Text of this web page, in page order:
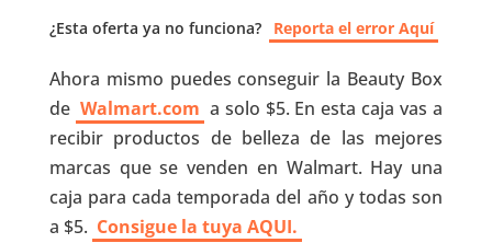
¿Esta oferta ya no funciona? Reporta el error Aquí
Ahora mismo puedes conseguir la Beauty Box
de Walmart.com a solo $5. En esta caja vas a
recibir productos de belleza de las mejores
marcas que se venden en Walmart. Hay una
caja para cada temporada del año y todas son
a $5. Consigue la tuya AQUI.